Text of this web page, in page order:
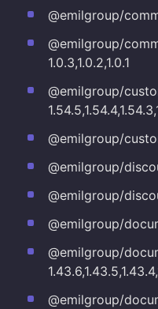
@emilgroup/
@emilgroup/
1.0.3,1.0.2,1.0.1
@emilgroup/
@emilgroup/
@emilgroup/
@emilgroup/
@emilgroup/
@emilgroup/
@emilgroup/